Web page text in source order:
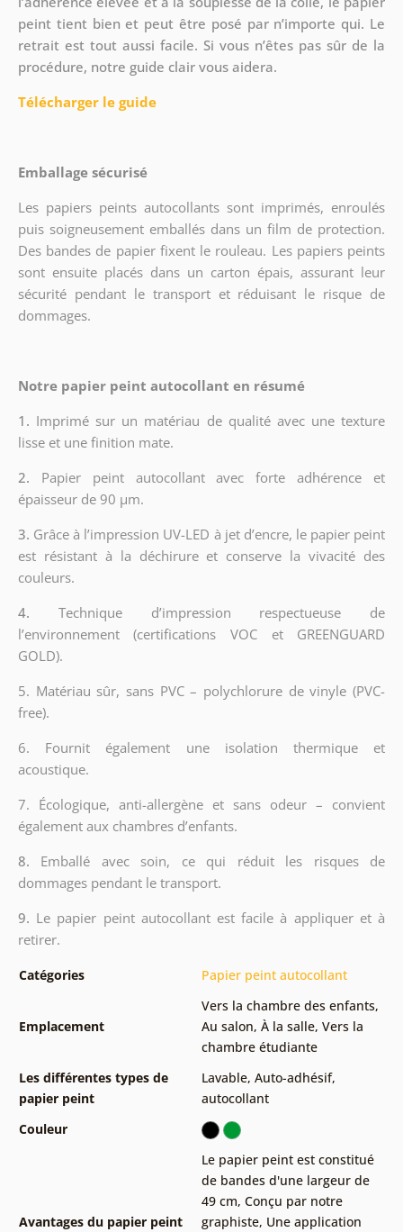
peint tient bien et peut être posé par n’importe qui. Le
retrait est tout aussi facile. Si vous n’êtes pas sûr de la
procédure, notre guide clair vous aidera.
Télécharger le guide
Emballage sécurisé
Les papiers peints autocollants sont imprimés, enroulés
puis soigneusement emballés dans un film de protection.
Des bandes de papier fixent le rouleau. Les papiers peints
sont ensuite placés dans un carton épais, assurant leur
sécurité pendant le transport et réduisant le risque de
dommages.
Notre papier peint autocollant en résumé
1. Imprimé sur un matériau de qualité avec une texture
lisse et une finition mate.
2. Papier peint autocollant avec forte adhérence et
épaisseur de 90 µm.
3. Grâce à l’impression UV-LED à jet d’encre, le papier peint
est résistant à la déchirure et conserve la vivacité des
couleurs.
4. Technique d’impression respectueuse de
l’environnement (certifications VOC et GREENGUARD
GOLD).
5. Matériau sûr, sans PVC – polychlorure de vinyle (PVC-
free).
6. Fournit également une isolation thermique et
acoustique.
7. Écologique, anti-allergène et sans odeur – convient
également aux chambres d’enfants.
8. Emballé avec soin, ce qui réduit les risques de
dommages pendant le transport.
9. Le papier peint autocollant est facile à appliquer et à
retirer.
Catégories Papier peint autocollant
Emplacement
Vers la chambre des enfants,
Au salon, À la salle, Vers la
chambre étudiante
Les différentes types de
papier peint
Lavable, Auto-adhésif,
autocollant
Couleur
Avantages du papier peint
Le papier peint est constitué
de bandes d'une largeur de
49 cm, Conçu par notre
graphiste, Une application